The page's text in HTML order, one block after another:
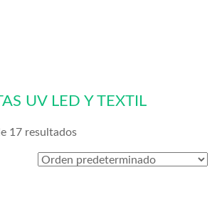
UV LED Y TEXTIL
17 resultados